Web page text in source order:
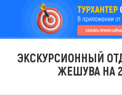
ЭКСКУРСИОННЫЙ
ЖЕШУВА НА